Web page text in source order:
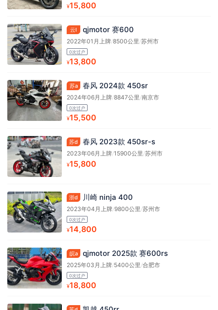
¥15,800
云l qjmotor 赛600
2022年01月上牌/8500公里/苏州市
0次过户
¥13,800
苏a 春风 2024款 450sr
2024年06月上牌/8847公里/南京市
0次过户
¥15,500
苏d 春风 2023款 450sr-s
2023年06月上牌/15900公里/苏州市
¥15,800
浙d 川崎 ninja 400
2023年04月上牌/9800公里/苏州市
0次过户
¥14,800
皖a qjmotor 2025款 赛600rs
2025年03月上牌/5400公里/合肥市
0次过户
¥18,800